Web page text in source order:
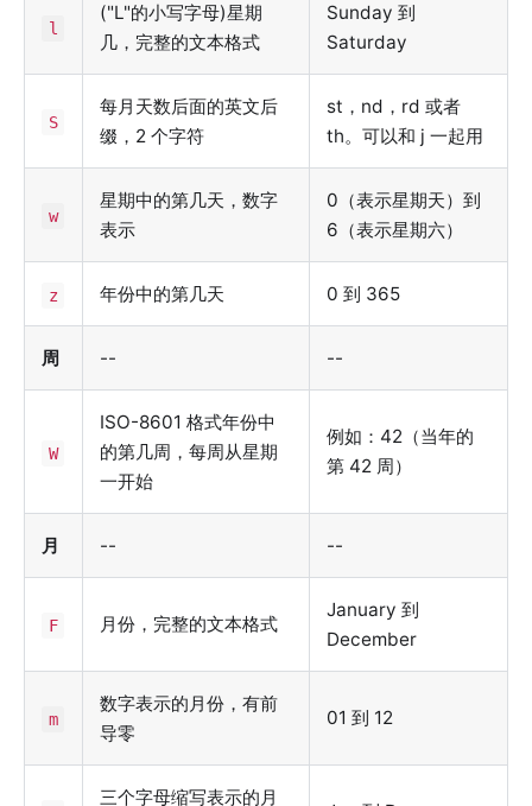
l
("L"的小写字母)星期
几，完整的文本格式
Sunday 到
Saturday
S
每月天数后面的英文后
缀，2 个字符
st，nd，rd 或者
th。可以和 j 一起用
w
星期中的第几天，数字
表示
0（表示星期天）到
6（表示星期六）
z 年份中的第几天 0 到 365
周 -- --
W
ISO-8601 格式年份中
的第几周，每周从星期
一开始
例如：42（当年的
第 42 周）
月 -- --
F 月份，完整的文本格式
January 到
December
m
数字表示的月份，有前
导零
01 到 12
三个字母缩写表示的月